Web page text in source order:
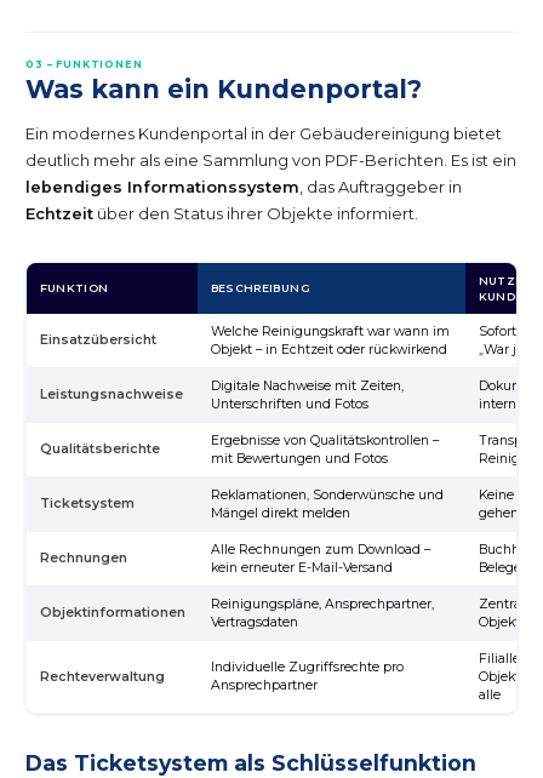
03 – FUNKTIONEN
Was kann ein Kundenportal?
Ein modernes Kundenportal in der Gebäudereinigung bietet
deutlich mehr als eine Sammlung von PDF-Berichten. Es ist ein
lebendiges Informationssystem, das Auftraggeber in
Echtzeit über den Status ihrer Objekte informiert.
FUNKTION BESCHREIBUNG
NUTZEN
KUNDEN
Einsatzübersicht
Welche Reinigungskraft war wann im
Objekt – in Echtzeit oder rückwirkend
Sofortige
„War
Leistungsnachweise
Digitale Nachweise mit Zeiten,
Unterschriften und Fotos
interne
Qualitätsberichte
Ergebnisse von Qualitätskontrollen –
mit Bewertungen und Fotos
Ticketsystem
Reklamationen, Sonderwünsche und
Mängel direkt melden
Keine
gehen
Rechnungen
Alle Rechnungen zum Download –
kein erneuter E-Mail-Versand
Belege
Objektinformationen
Reinigungspläne, Ansprechpartner,
Vertragsdaten
Zentraler
Rechteverwaltung
Individuelle Zugriffsrechte pro
Ansprechpartner
Filialleiter
Objekt,
alle
Das Ticketsystem als Schlüsselfunktion